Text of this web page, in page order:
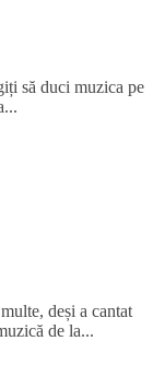
să duci muzica pe
deși a cantat
de la...